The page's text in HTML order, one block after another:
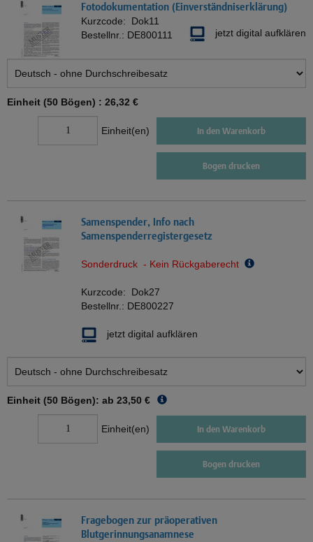
Fotodokumentation (Einverständniserklärung)
Kurzcode: Dok11
Bestellnr.: DE800111 jetzt digital aufklären
Einheit (50 Bögen) : 26,32 €
Einheit(en) In den Warenkorb
Bogen drucken
Samenspender, Info nach
Samenspenderregistergesetz
Sonderdruck - Kein Rückgaberecht
Kurzcode: Dok27
Bestellnr.: DE800227
jetzt digital aufklären
Einheit (50 Bögen): ab 23,50 €
Einheit(en) In den Warenkorb
Bogen drucken
Fragebogen zur präoperativen
Blutgerinnungsanamnese